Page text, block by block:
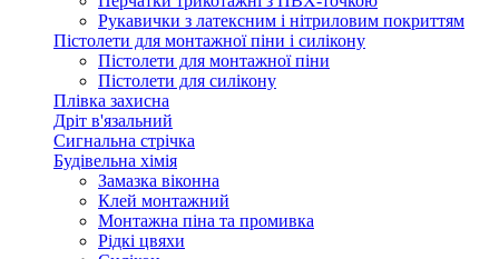
Рукавички з латексним і нітриловим покриттям
Пістолети для монтажної піни і силікону
Пістолети для монтажної піни
Пістолети для силікону
Плівка захисна
Дріт в'язальний
Сигнальна стрічка
Будівельна хімія
Замазка віконна
Клей монтажний
Монтажна піна та промивка
Рідкі цвяхи